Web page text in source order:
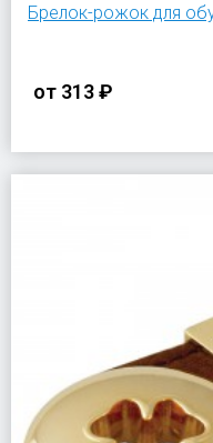
Брелок-рожок для
от 313 ₽